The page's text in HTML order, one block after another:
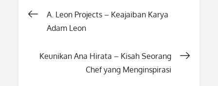
Post
A. Leon Projects – Keajaiban Karya
Adam Leon
Keunikan Ana Hirata – Kisah Seorang
Chef yang Menginspirasi